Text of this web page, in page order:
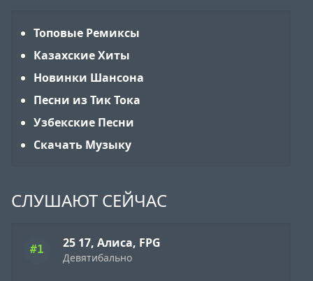
Топовые Ремиксы
Казахские Хиты
Новинки Шансона
Песни из Тик Тока
Узбекские Песни
Скачать Музыку
СЛУШАЮТ СЕЙЧАС
#1 25 17, Алиса, FPG
Девятибально